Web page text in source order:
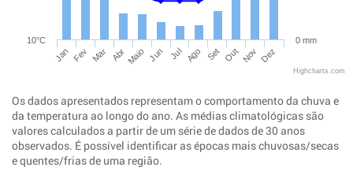
Jan Fev Mar Abr Maio Jun Jul Ago Set Out Nov Dez
10°C 0 mm
Highcharts.com
Os dados apresentados representam o comportamento da chuva e
da temperatura ao longo do ano. As médias climatológicas são
valores calculados a partir de um série de dados de 30 anos
observados. É possível identificar as épocas mais chuvosas/secas
e quentes/frias de uma região.